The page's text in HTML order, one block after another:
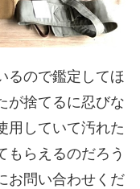
るので鑑定してほ
が捨てるに忍びな
用していて汚れた
もらえるのだろう
お問い合わせくだ